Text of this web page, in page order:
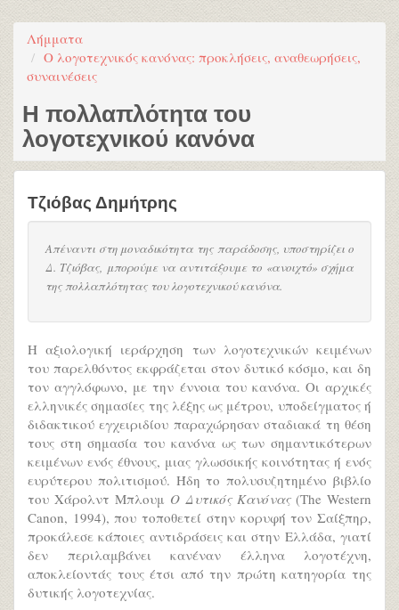
Λήμματα
Ο λογοτεχνικός κανόνας: προκλήσεις, αναθεωρήσεις,
συναινέσεις
Η πολλαπλότητα του
λογοτεχνικού κανόνα
Τζιόβας Δημήτρης
Απέναντι στη μοναδικότητα της παράδοσης, υποστηρίζει ο
Δ. Τζιόβας, μπορούμε να αντιτάξουμε το «ανοιχτό» σχήμα
της πολλαπλότητας του λογοτεχνικού κανόνα.
Η αξιολογική ιεράρχηση των λογοτεχνικών κειμένων
του παρελθόντος εκφράζεται στον δυτικό κόσμο, και δη
τον αγγλόφωνο, με την έννοια του κανόνα. Οι αρχικές
ελληνικές σημασίες της λέξης ως μέτρου, υποδείγματος ή
διδακτικού εγχειριδίου παραχώρησαν σταδιακά τη θέση
τους στη σημασία του κανόνα ως των σημαντικότερων
κειμένων ενός έθνους, μιας γλωσσικής κοινότητας ή ενός
ευρύτερου πολιτισμού. Ήδη το πολυσυζητημένο βιβλίο
του Χάρολντ Μπλουμ Ο Δυτικός Κανόνας(The Western
Canon, 1994), που τοποθετεί στην κορυφή τον Σαίξπηρ,
προκάλεσε κάποιες αντιδράσεις και στην Ελλάδα, γιατί
δεν περιλαμβάνει κανέναν έλληνα λογοτέχνη,
αποκλείοντάς τους έτσι από την πρώτη κατηγορία της
δυτικής λογοτεχνίας.